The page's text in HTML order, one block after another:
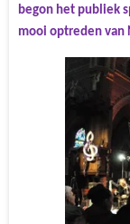
begon het publiek
mooi optreden van